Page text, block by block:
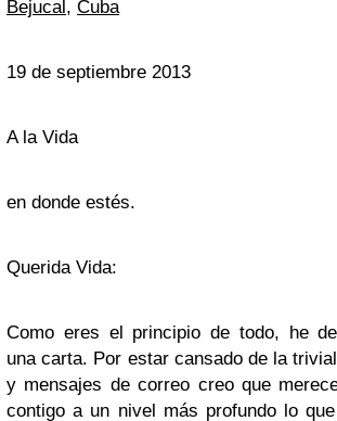
Bejucal, Cuba
19 de septiembre 2013
A la Vida
en donde estés.
Querida Vida:
Como eres el principio de todo, he
una carta. Por estar cansado de la
y mensajes de correo creo que
contigo a un nivel más profundo lo